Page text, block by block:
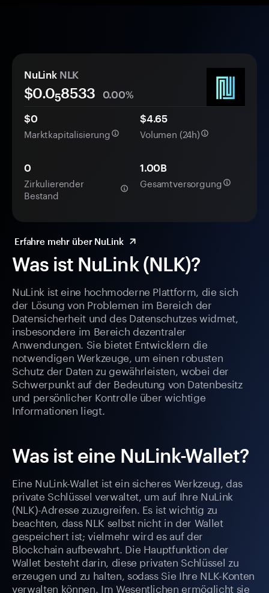
Was ist NuLink (NLK)?
NuLink ist eine hochmoderne Plattform, die sich
der Lösung von Problemen im Bereich der
Datensicherheit und des Datenschutzes widmet,
insbesondere im Bereich dezentraler
Anwendungen. Sie bietet Entwicklern die
notwendigen Werkzeuge, um einen robusten
Schutz der Daten zu gewährleisten, wobei der
Schwerpunkt auf der Bedeutung von Datenbesitz
und persönlicher Kontrolle über wichtige
Informationen liegt.
Was ist eine NuLink-Wallet?
Eine NuLink-Wallet ist ein sicheres Werkzeug, das
private Schlüssel verwaltet, um auf Ihre NuLink
(NLK)-Adresse zuzugreifen. Es ist wichtig zu
beachten, dass NLK selbst nicht in der Wallet
gespeichert ist; vielmehr wird es auf der
Blockchain aufbewahrt. Die Hauptfunktion der
Wallet besteht darin, diese privaten Schlüssel zu
erzeugen und zu halten, sodass Sie Ihre NLK-Konten
verwalten können. Im Wesentlichen ermöglicht sie
NuLink NLK
$0.058533
0.00%
$0
Marktkapitalisierung
$4.65
Volumen (24h)
0
Zirkulierender
Bestand
1.00B
Gesamtversorgung
Erfahre mehr über NuLink